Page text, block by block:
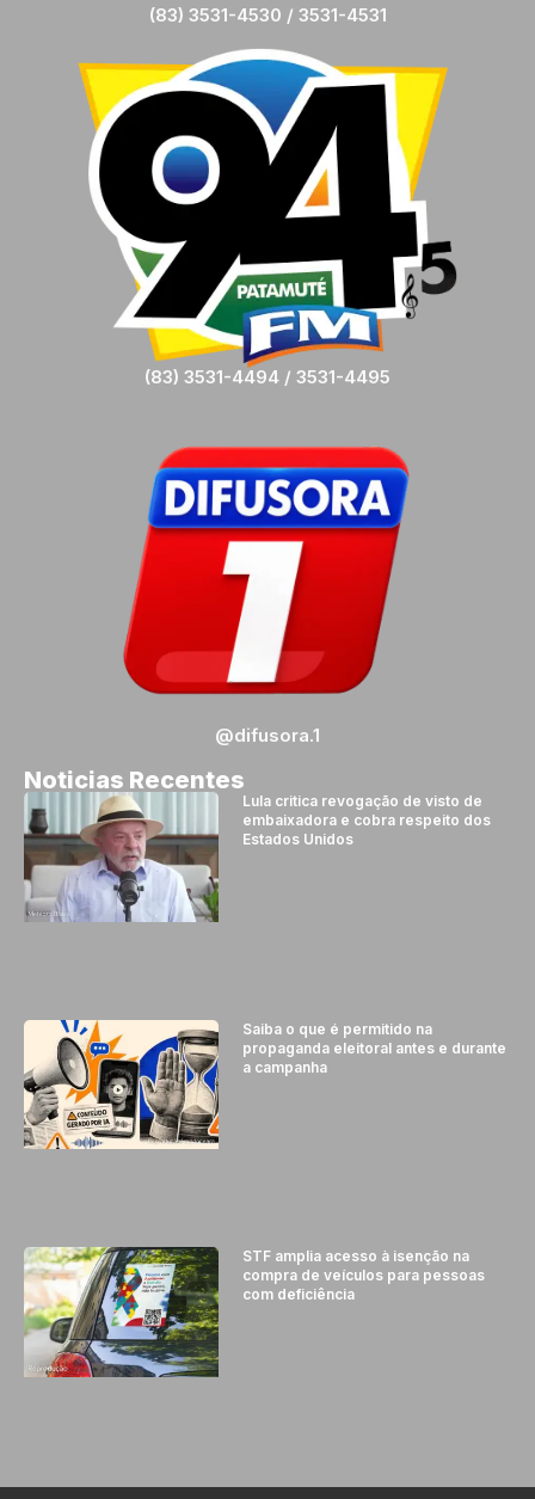
(83) 3531-4530 / 3531-4531
(83) 3531-4494 / 3531-4495
@difusora.1
Noticias Recentes
Lula critica revogação de visto de
embaixadora e cobra respeito dos
Estados Unidos
Saiba o que é permitido na
propaganda eleitoral antes e durante
a campanha
STF amplia acesso à isenção na
compra de veículos para pessoas
com deficiência